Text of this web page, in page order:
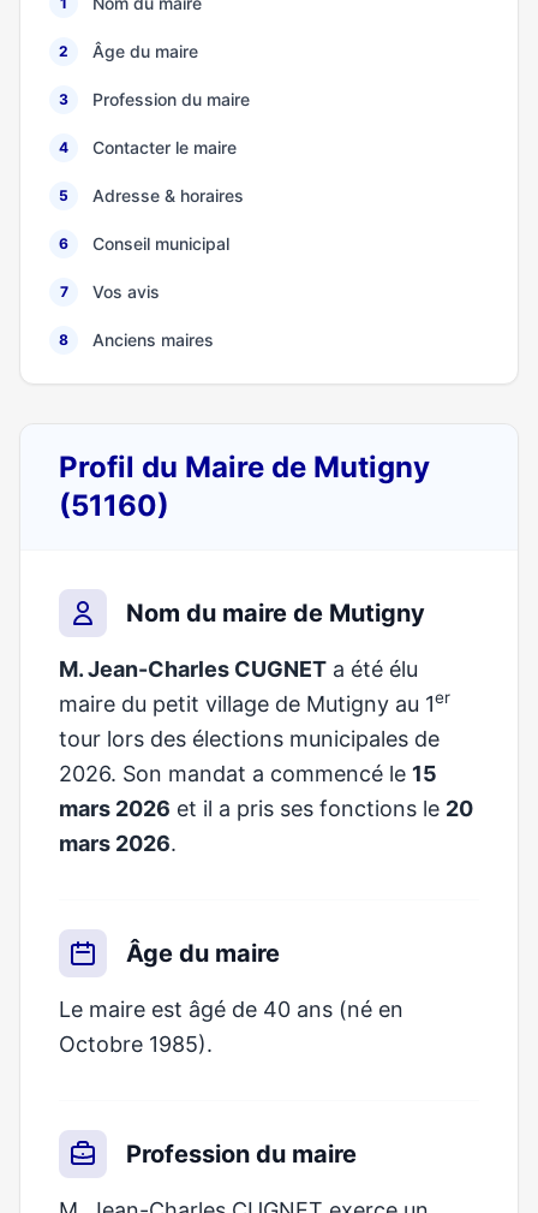
2 Âge du maire
3 Profession du maire
4 Contacter le maire
5 Adresse & horaires
6 Conseil municipal
7 Vos avis
8 Anciens maires
Profil du Maire de Mutigny
(51160)
Nom du maire de Mutigny
M. Jean-Charles CUGNET a été élu
maire du petit village de Mutigny au 1er
tour lors des élections municipales de
2026. Son mandat a commencé le 15
mars 2026 et il a pris ses fonctions le 20
mars 2026.
Âge du maire
Le maire est âgé de 40 ans (né en
Octobre 1985).
Profession du maire